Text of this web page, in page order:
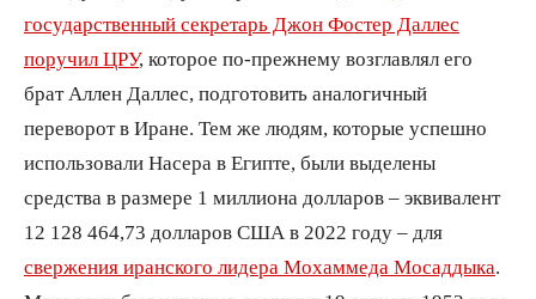
государственный секретарь Джон Фостер Даллес
поручил ЦРУ, которое по-прежнему возглавлял его
брат Аллен Даллес, подготовить аналогичный
переворот в Иране. Тем же людям, которые успешно
использовали Насера в Египте, были выделены
средства в размере 1 миллиона долларов – эквивалент
12 128 464,73 долларов США в 2022 году – для
свержения иранского лидера Мохаммеда Мосаддыка